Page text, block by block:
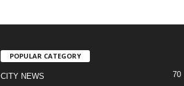
POPULAR CATEGORY
CITY NEWS 70